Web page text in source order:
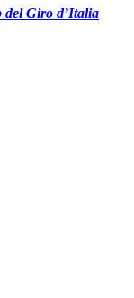
del Giro d’Italia